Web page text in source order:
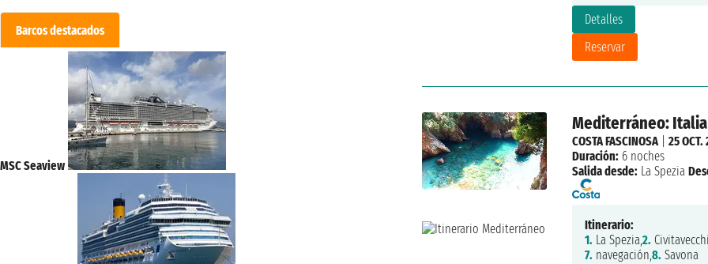
Detalles
Reservar
Mediterráneo: Italia
COSTA FASCINOSA| 25 OCT.
Duración: 6 noches
Salida desde: La Spezia
Itinerario:
1. La Spezia,2.
7. navegación,8. Savona
Barcos destacados
MSC Seaview